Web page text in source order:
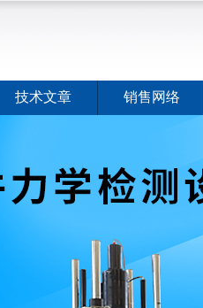
技术文章 销售网络